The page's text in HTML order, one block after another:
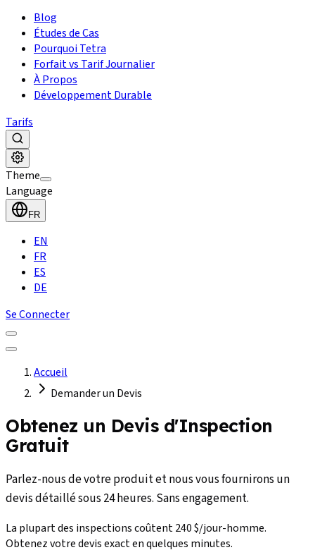
Blog
Études de Cas
Pourquoi Tetra
Forfait vs Tarif Journalier
À Propos
Développement Durable
Tarifs
Theme
Language
FR
EN
FR
ES
DE
Se Connecter
Accueil
Demander un Devis
Obtenez un Devis d'Inspection
Gratuit
Parlez-nous de votre produit et nous vous fournirons un
devis détaillé sous 24 heures. Sans engagement.
La plupart des inspections coûtent 240 $/jour-homme.
Obtenez votre devis exact en quelques minutes.